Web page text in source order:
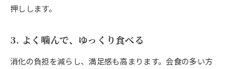
押しします。
3. よく噛んで、ゆっくり食べる
消化の負担を減らし、満足感も高まります。会食の多い方